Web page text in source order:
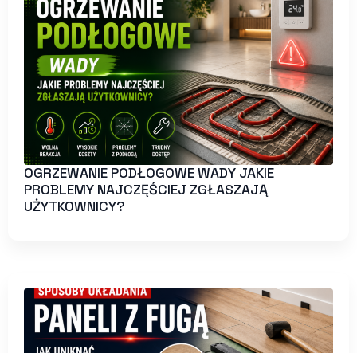
OGRZEWANIE PODŁOGOWE WADY JAKIE
PROBLEMY NAJCZĘŚCIEJ ZGŁASZAJĄ
UŻYTKOWNICY?